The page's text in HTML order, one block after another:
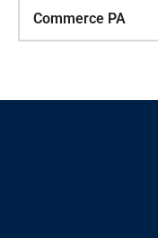
Commerce PA